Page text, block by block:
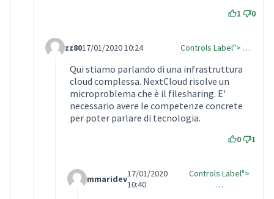
1 0
Comment Label Reply
zz8017/01/2020 10:24 Controls Label"> …
Qui stiamo parlando di una infrastruttura
cloud complessa. NextCloud risolve un
microproblema che è il filesharing. E'
necessario avere le competenze concrete
per poter parlare di tecnologia.
0 1
Comment Label Reply
mmaridev17/01/2020
10:40
Controls Label">
…